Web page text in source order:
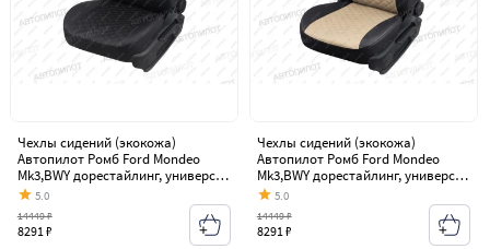
Чехлы сидений (экокожа)
Автопилот Ромб Ford Mondeo
Mk3,BWY дорестайлинг, универсал
(2000-2003)
5.0
8291 ₽
14449 ₽
Чехлы сидений (экокожа)
Автопилот Ромб Ford Mondeo
Mk3,BWY дорестайлинг, универсал
(2000-2003)
5.0
8291 ₽
14449 ₽